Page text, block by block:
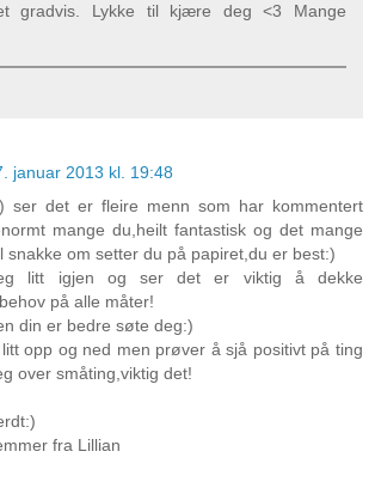
gradvis. Lykke til kjære deg <3 Mange
januar 2013 kl. 19:48
ser det er fleire menn som har kommentert
mange du,heilt fantastisk og det mange
snakke om setter du på papiret,du er best:)
litt igjen og ser det er viktig å dekke
på alle måter!
din er bedre søte deg:)
opp og ned men prøver å sjå positivt på ting
over småting,viktig det!
fra Lillian